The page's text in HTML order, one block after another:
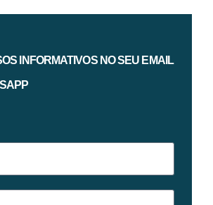
INFORMATIVOS NO SEU EMAIL